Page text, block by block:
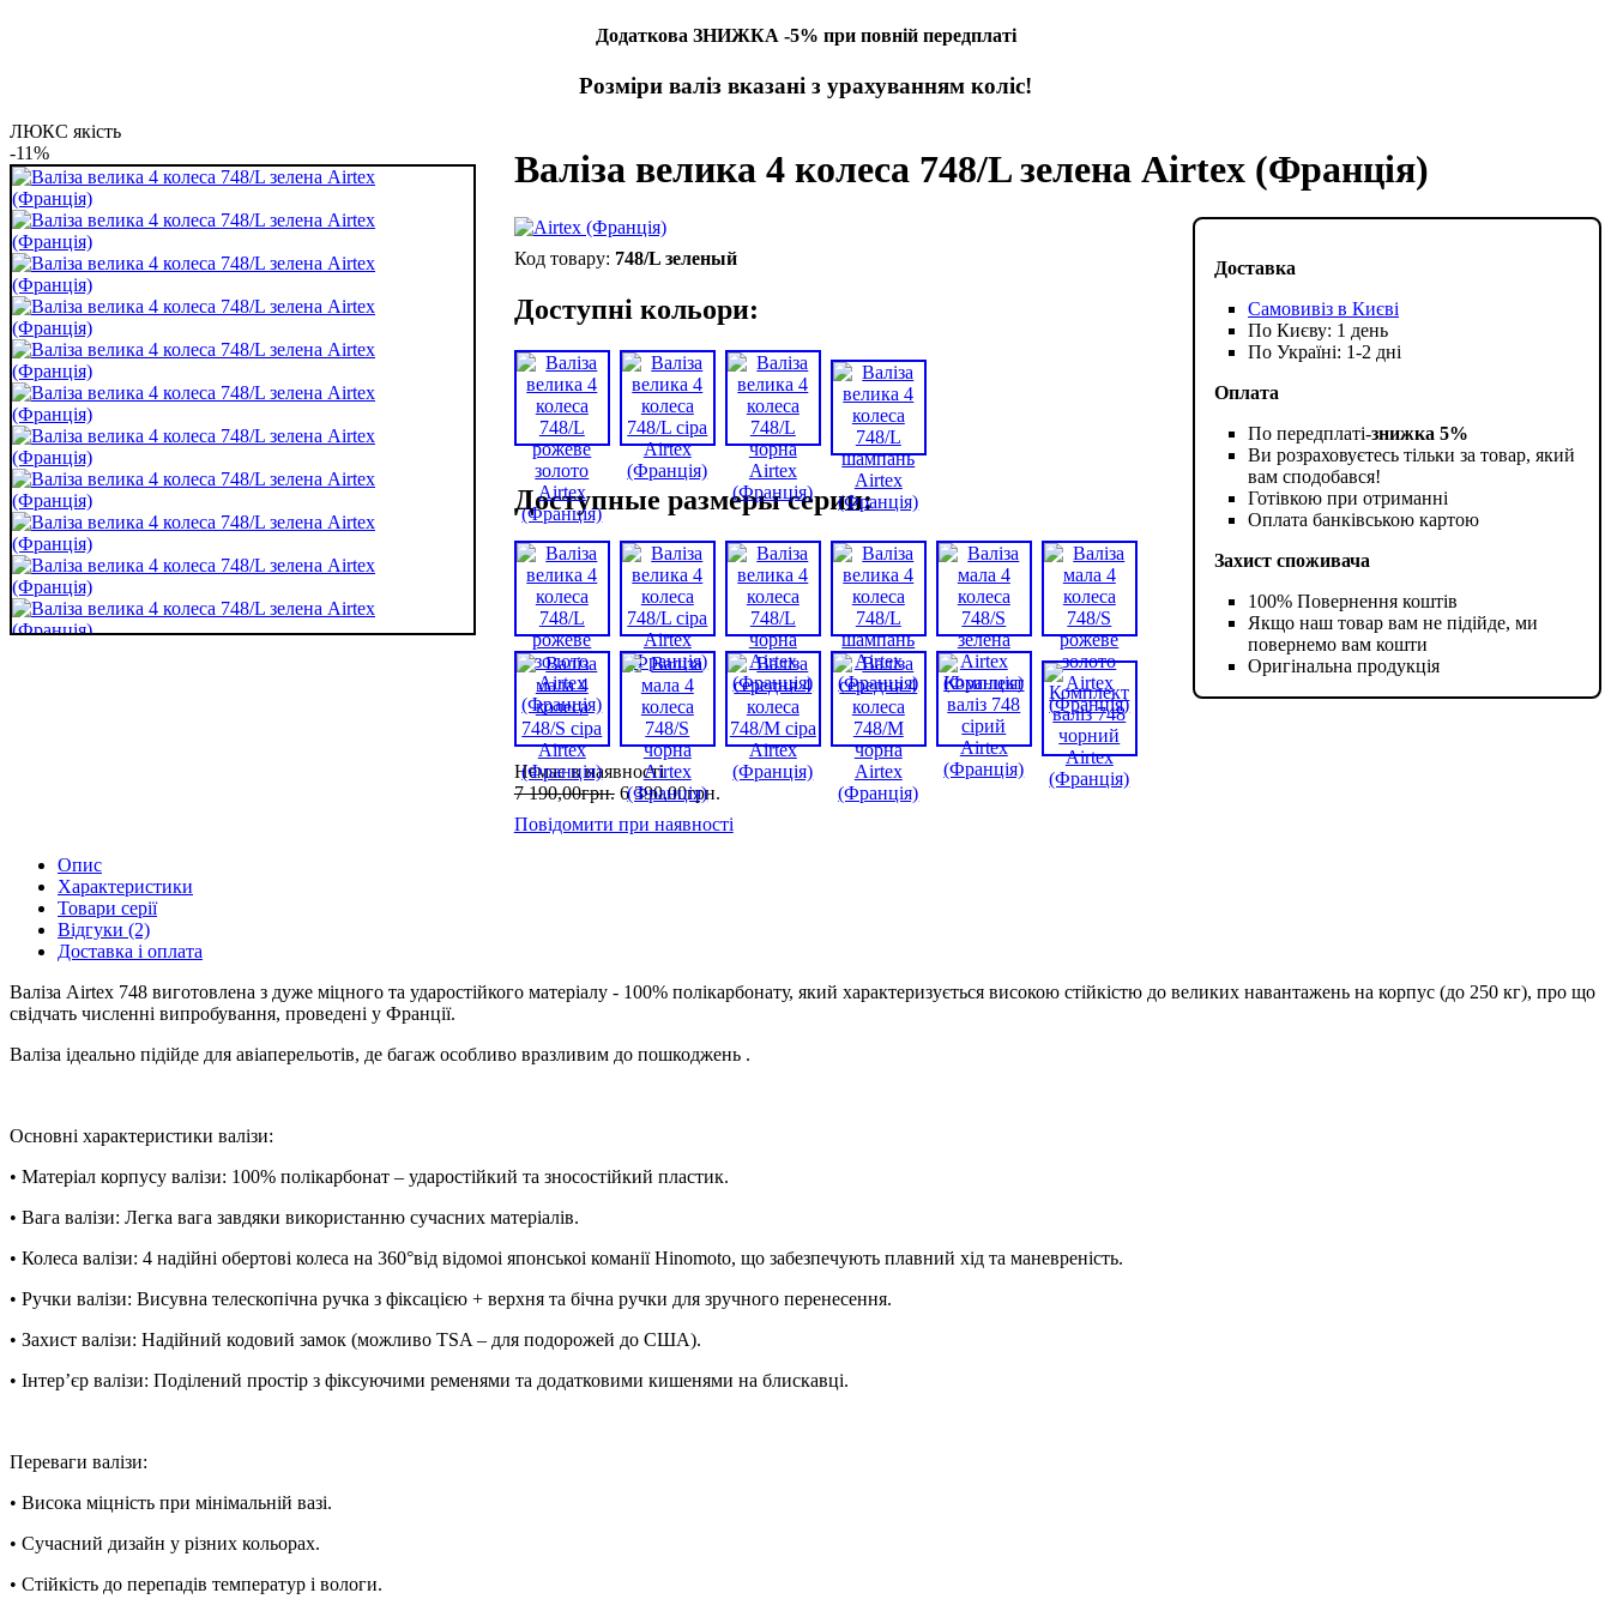
Додаткова ЗНИЖКА -5% при повній передплаті
Розміри валіз вказані з урахуванням коліс!
ЛЮКС якість
-11%
Валіза велика 4 колеса 748/L зелена Airtex (Франція)
Доставка
Самовивіз в Києві
По Києву: 1 день
По Україні: 1-2 дні
Оплата
По передплаті-знижка 5%
Ви розраховуєтесь тільки за товар, який
вам сподобався!
Готівкою при отриманні
Оплата банківською картою
Захист споживача
100% Повернення коштів
Якщо наш товар вам не підійде, ми
повернемо вам кошти
Оригінальна продукція
748/L зеленый
Доступні кольори:
Доступные размеры серии:
Немає в наявності
7 190,00грн. 6 390,00грн.
Повідомити при наявності
Опис
Характеристики
Товари серії
Відгуки (2)
Доставка і оплата
Валіза Airtex 748 виготовлена з дуже міцного та ударостійкого матеріалу - 100% полікарбонату, який характеризується високою стійкістю до великих навантажень на корпус (до 250 кг), про що
свідчать численні випробування, проведені у Франції.
Валіза ідеально підійде для авіаперельотів, де багаж особливо вразливим до пошкоджень .
Основні характеристики валізи:
• Матеріал корпусу валізи: 100% полікарбонат – ударостійкий та зносостійкий пластик.
• Вага валізи: Легка вага завдяки використанню сучасних матеріалів.
• Колеса валізи: 4 надійні обертові колеса на 360°від відомоі японськоі команії Hinomoto, що забезпечують плавний хід та маневреність.
• Ручки валізи: Висувна телескопічна ручка з фіксацією + верхня та бічна ручки для зручного перенесення.
• Захист валізи: Надійний кодовий замок (можливо TSA – для подорожей до США).
• Інтер’єр валізи: Поділений простір з фіксуючими ременями та додатковими кишенями на блискавці.
Переваги валізи:
• Висока міцність при мінімальній вазі.
• Сучасний дизайн у різних кольорах.
• Стійкість до перепадів температур і вологи.